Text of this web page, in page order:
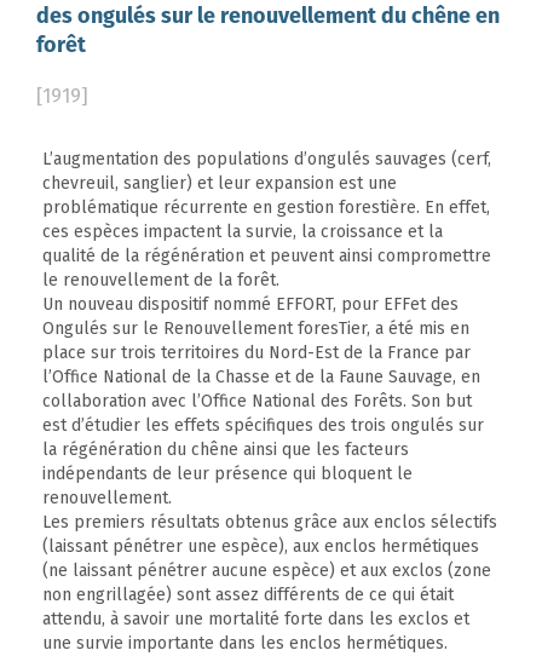
des ongulés sur le renouvellement du chêne en
forêt
[1919]
L’augmentation des populations d’ongulés sauvages (cerf,
chevreuil, sanglier) et leur expansion est une
problématique récurrente en gestion forestière. En effet,
ces espèces impactent la survie, la croissance et la
qualité de la régénération et peuvent ainsi compromettre
le renouvellement de la forêt.
Un nouveau dispositif nommé EFFORT, pour EFFet des
Ongulés sur le Renouvellement foresTier, a été mis en
place sur trois territoires du Nord-Est de la France par
l’Office National de la Chasse et de la Faune Sauvage, en
collaboration avec l’Office National des Forêts. Son but
est d’étudier les effets spécifiques des trois ongulés sur
la régénération du chêne ainsi que les facteurs
indépendants de leur présence qui bloquent le
renouvellement.
Les premiers résultats obtenus grâce aux enclos sélectifs
(laissant pénétrer une espèce), aux enclos hermétiques
(ne laissant pénétrer aucune espèce) et aux exclos (zone
non engrillagée) sont assez différents de ce qui était
attendu, à savoir une mortalité forte dans les exclos et
une survie importante dans les enclos hermétiques.